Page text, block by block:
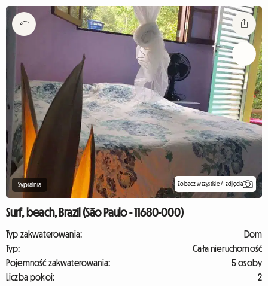
Sypialnia Zobacz wszystkie 4 zdjęcia
Surf, beach, Brazil (São Paulo - 11680-000)
Typ zakwaterowania:
Dom
Typ:
Cała nieruchomość
Pojemność zakwaterowania:
5 osoby
Liczba pokoi:
2